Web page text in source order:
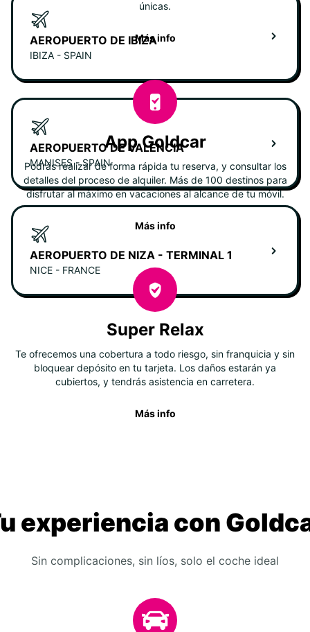
AEROPUERTO DE IBIZA
IBIZA - SPAIN
AEROPUERTO DE VALENCIA
MANISES - SPAIN
AEROPUERTO DE NIZA - TERMINAL 1
NICE - FRANCE
únicas.
Más info
App Goldcar
Podrás realizar de forma rápida tu reserva, y consultar los
detalles del proceso de alquiler. Más de 100 destinos para
disfrutar al máximo en vacaciones al alcance de tu móvil.
Más info
Super Relax
Te ofrecemos una cobertura a todo riesgo, sin franquicia y sin
bloquear depósito en tu tarjeta. Los daños estarán ya
cubiertos, y tendrás asistencia en carretera.
Más info
experiencia con
Sin complicaciones, sin líos, solo el coche ideal